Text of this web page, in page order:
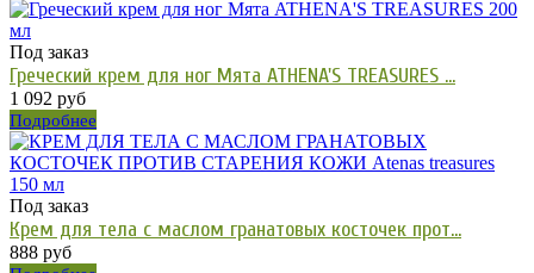
Под заказ
Греческий крем для ног Мята ATHENA'S TREASURES ...
1 092 руб
Подробнее
Под заказ
Крем для тела с маслом гранатовых косточек прот...
888 руб